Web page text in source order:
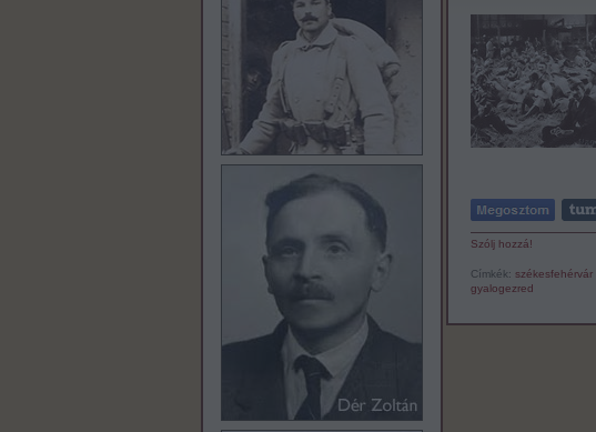
Szólj hozzá!
Címkék: székesfehérvár
gyalogezred